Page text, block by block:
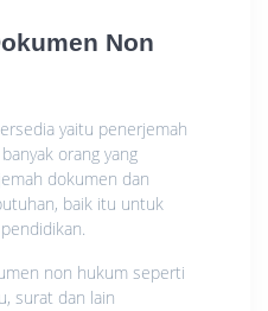
Non
yaitu penerjemah
orang yang
dokumen dan
baik itu untuk
non hukum seperti
surat dan lain